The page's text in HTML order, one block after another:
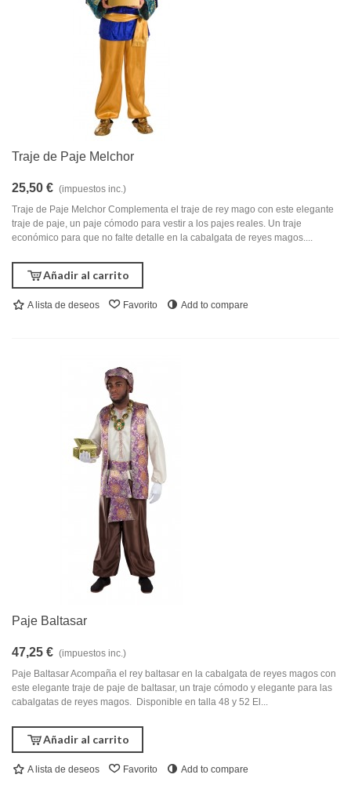
Traje de Paje Melchor
25,50 € (impuestos inc.)
Traje de Paje Melchor Complementa el traje de rey mago con este elegante
traje de paje, un paje cómodo para vestir a los pajes reales. Un traje
económico para que no falte detalle en la cabalgata de reyes magos....
Añadir al carrito
A lista de deseos Favorito Add to compare
Paje Baltasar
47,25 € (impuestos inc.)
Paje Baltasar Acompaña el rey baltasar en la cabalgata de reyes magos con
este elegante traje de paje de baltasar, un traje cómodo y elegante para las
cabalgatas de reyes magos. Disponible en talla 48 y 52 El...
Añadir al carrito
A lista de deseos Favorito Add to compare